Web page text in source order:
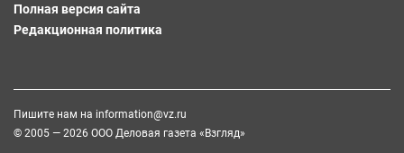
Полная версия сайта
Редакционная политика
Пишите нам на information@vz.ru
© 2005 — 2026 ООО Деловая газета «Взгляд»